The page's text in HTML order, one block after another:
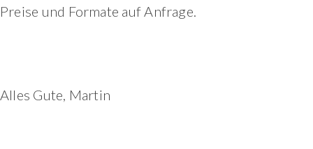
Preise und Formate auf Anfrage.
Alles Gute, Martin